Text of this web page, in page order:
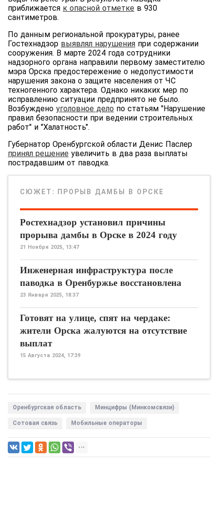
приближается к опасной отметке в 930
сантиметров.
По данным региональной прокуратуры, ранее
Гостехнадзор выявлял нарушения при содержании
сооружения. В марте 2024 года сотрудники
надзорного органа направили первому заместителю
мэра Орска предостережение о недопустимости
нарушения закона о защите населения от ЧС
техногенного характера. Однако никаких мер по
исправлению ситуации предпринято не было.
Возбуждено уголовное дело по статьям "Нарушение
правил безопасности при ведении строительных
работ" и "Халатность".
Губернатор Оренбургской области Денис Паслер
принял решение увеличить в два раза выплаты
пострадавшим от паводка.
СЮЖЕТ: ПРОРЫВ ДАМБЫ В ОРСКЕ
Ростехнадзор установил причины
прорыва дамбы в Орске в 2024 году
21 Ноября 2025, 13:47
Инженерная инфраструктура после
паводка в Оренбуржье восстановлена
23 Января 2025, 18:37
Готовят на улице, спят на чердаке:
жители Орска жалуются на отсутствие
выплат
15 Августа 2024, 17:39
Оренбургская область Минцифры (Минкомсвязи)
Сотовая связь Мобильные операторы